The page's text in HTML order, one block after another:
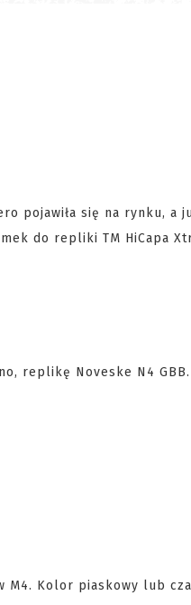
pojawiła się na rynku, a
do repliki TM HiCapa
replikę Noveske N4
Kolor piaskowy lub